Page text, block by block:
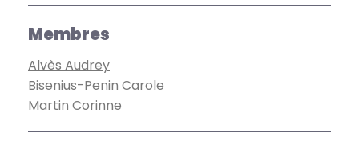
Membres
Alvès Audrey
Bisenius-Penin Carole
Martin Corinne